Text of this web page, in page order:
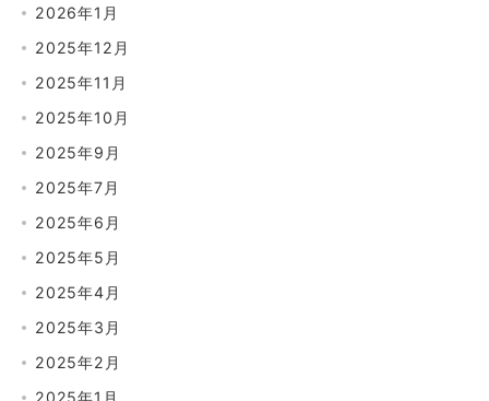
2026年1月
2025年12月
2025年11月
2025年10月
2025年9月
2025年7月
2025年6月
2025年5月
2025年4月
2025年3月
2025年2月
2025年1月